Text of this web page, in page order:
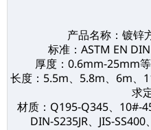
产品名称：镀锌
标准：ASTM EN
厚度：0.6mm-25mm等
长度：5.5m、5.8m、6m、
求
材质：Q195-Q345、10#-
DIN-S235JR、JIS-